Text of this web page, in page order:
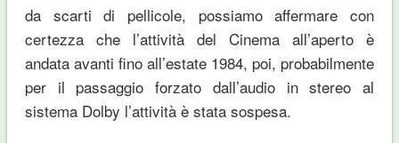
da scarti di pellicole, possiamo affermare con
certezza che l’attività del Cinema all’aperto è
andata avanti fino all’estate 1984, poi, probabilmente
per il passaggio forzato dall’audio in stereo al
sistema Dolby l’attività è stata sospesa.